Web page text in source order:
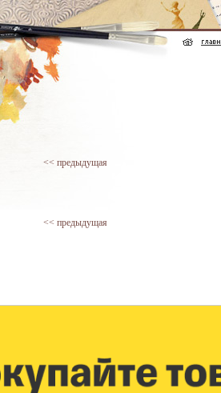
<< предыдущая
<< предыдущая